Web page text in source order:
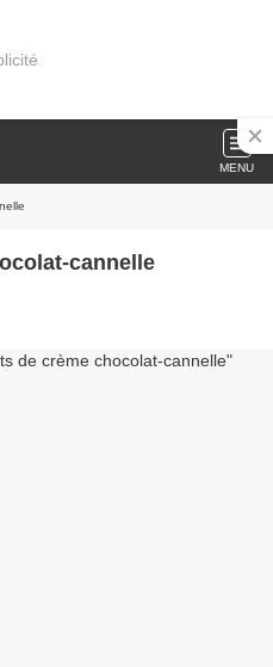
MENU
cannelle